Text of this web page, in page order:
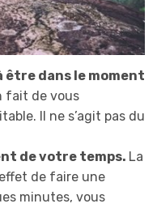
être dans le moment
fait de vous
Il ne s’agit pas du
de votre temps. La
de faire une
minutes, vous